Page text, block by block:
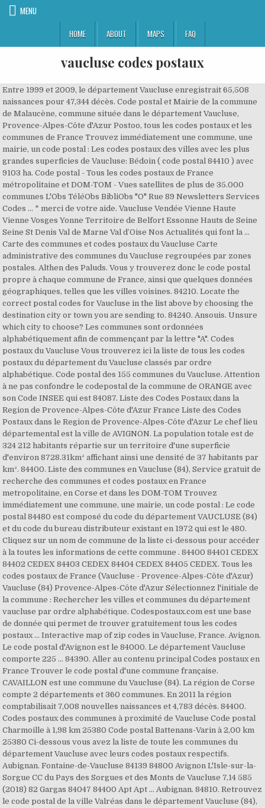
MENU
HOME
ABOUT MAPS FAQ
vaucluse codes postaux
Entre 1999 et 2009, le département Vaucluse enregistrait 65,508
naissances pour 47,344 décès. Code postal et Mairie de la commune
de Malaucène, commune située dans le département Vaucluse,
Provence-Alpes-Côte d'Azur Postoo, tous les codes postaux et les
communes de France Trouvez immédiatement une commune, une
mairie, un code postal : Les codes postaux des villes avec les plus
grandes superficies de Vaucluse: Bédoin ( code postal 84410 ) avec
9103 ha. Code postal - Tous les codes postaux de France
métropolitaine et DOM-TOM - Vues satellites de plus de 35.000
communes L'Obs TéléObs BibliObs "O" Rue 89 Newsletters Services
Codes … * merci de votre aide. Vaucluse Vendée Vienne Haute
Vienne Vosges Yonne Territoire de Belfort Essonne Hauts de Seine
Seine St Denis Val de Marne Val d’Oise Nos Actualités qui font la …
Carte des communes et codes postaux du Vaucluse Carte
administrative des communes du Vaucluse regroupées par zones
postales. Althen des Paluds. Vous y trouverez donc le code postal
propre à chaque commune de France, ainsi que quelques données
géographiques, telles que les villes voisines. 84210. Locate the
correct postal codes for Vaucluse in the list above by choosing the
destination city or town you are sending to. 84240. Ansouis. Unsure
which city to choose? Les communes sont ordonnées
alphabétiquement afin de commençant par la lettre "A". Codes
postaux du Vaucluse Vous trouverez ici la liste de tous les codes
postaux du département du Vaucluse classés par ordre
alphabétique. Code postal des 155 communes du Vaucluse. Attention
à ne pas confondre le codepostal de la commune de ORANGE avec
son Code INSEE qui est 84087. Liste des Codes Postaux dans la
Region de Provence-Alpes-Côte d'Azur France Liste des Codes
Postaux dans le Region de Provence-Alpes-Côte d'Azur Le chef lieu
départemental est la ville de AVIGNON. La population totale est de
324 212 habitants répartie sur un territoire d'une superficie
d'environ 8728.31km² affichant ainsi une densité de 37 habitants par
km². 84400. Liste des communes en Vaucluse (84), Service gratuit de
recherche des communes et codes postaux en France
metropolitaine, en Corse et dans les DOM-TOM Trouvez
immédiatement une commune, une mairie, un code postal : Le code
postal 84480 est composé du code du département VAUCLUSE (84)
et du code du bureau distributeur existant en 1972 qui est le 480.
Cliquez sur un nom de commune de la liste ci-dessous pour accéder
à la toutes les informations de cette commune . 84400 84401 CEDEX
84402 CEDEX 84403 CEDEX 84404 CEDEX 84405 CEDEX. Tous les
codes postaux de France (Vaucluse - Provence-Alpes-Côte d'Azur)
Vaucluse (84) Provence-Alpes-Côte d'Azur Sélectionnez l'initiale de
la commune : Rechercher les villes et communes du département
vaucluse par ordre alphabétique. Codespostaux.com est une base
de donnée qui permet de trouver gratuitement tous les codes
postaux … Interactive map of zip codes in Vaucluse, France. Avignon.
Le code postal d'Avignon est le 84000. Le département Vaucluse
comporte 225 … 84390. Aller au contenu principal Codes postaux en
France Trouver le code postal d'une commune française.
CAVAILLON est une commune du Vaucluse (84). La région de Corse
compte 2 départements et 360 communes. En 2011 la région
comptabilisait 7,008 nouvelles naissances et 4,783 décès. 84400.
Codes postaux des communes à proximité de Vaucluse Code postal
Charmoille à 1,98 km 25380 Code postal Battenans-Varin à 2,00 km
25380 Ci-dessous vous avez la liste de toute les communes du
département Vaucluse avec leurs codes postaux respectifs.
Aubignan. Fontaine-de-Vaucluse 84139 84800 Avignon L'Isle-sur-la-
Sorgue CC du Pays des Sorgues et des Monts de Vaucluse 7,14 585
(2018) 82 Gargas 84047 84400 Apt Apt … Aubignan. 84810. Retrouvez
le code postal de la ville Valréas dans le département Vaucluse (84),